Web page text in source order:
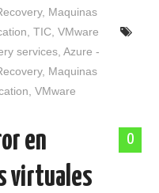
, Maquinas
,TIC ,VMware
services ,Azure -
, Maquinas
,VMware
0
en
virtuales